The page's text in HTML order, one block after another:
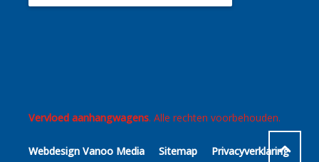
Vervloed aanhangwagens. Alle rechten voorbehouden.
Webdesign Vanoo Media Sitemap Privacyverklaring